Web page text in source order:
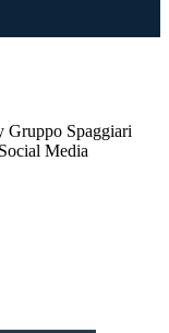
Gruppo Spaggiari
Media